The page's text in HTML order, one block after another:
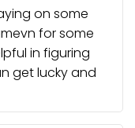
on some
for some
in figuring
get lucky and